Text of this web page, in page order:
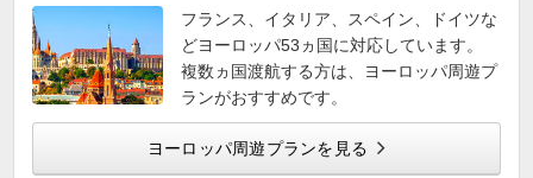
フランス、イタリア、スペイン、ドイツな
どヨーロッパ53ヵ国に対応しています。
複数ヵ国渡航する方は、ヨーロッパ周遊プ
ランがおすすめです。
ヨーロッパ周遊プランを見る